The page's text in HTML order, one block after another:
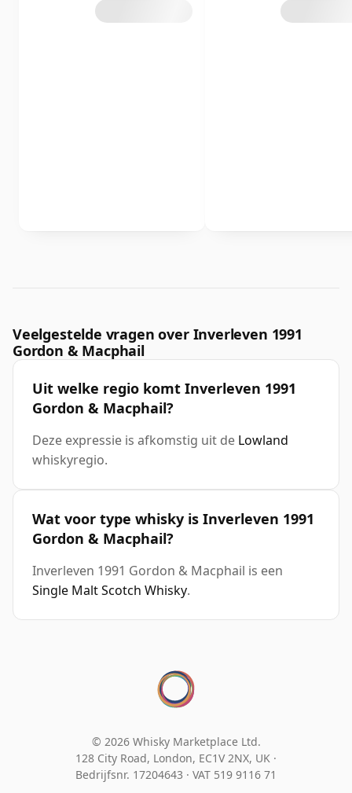
Veelgestelde vragen over Inverleven 1991
Gordon & Macphail
Uit welke regio komt Inverleven 1991
Gordon & Macphail?
Deze expressie is afkomstig uit de Lowland
whiskyregio.
Wat voor type whisky is Inverleven 1991
Gordon & Macphail?
Inverleven 1991 Gordon & Macphail is een
Single Malt Scotch Whisky.
© 2026 Whisky Marketplace Ltd.
128 City Road, London, EC1V 2NX, UK ·
Bedrijfsnr. 17204643 · VAT 519 9116 71